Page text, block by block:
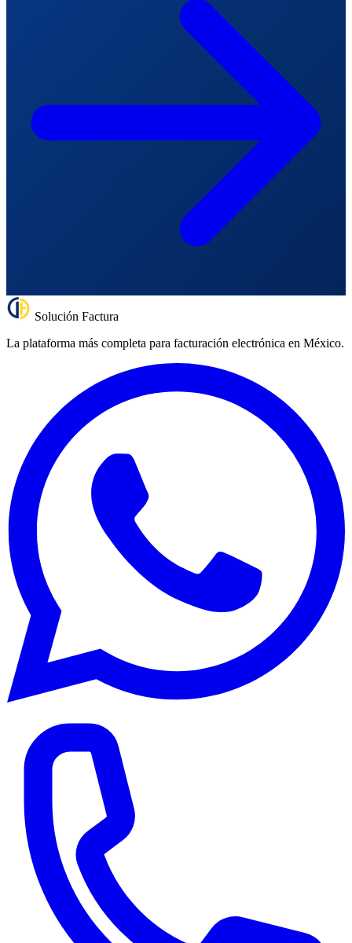
Solución Factura
La plataforma más completa para facturación electrónica en México.